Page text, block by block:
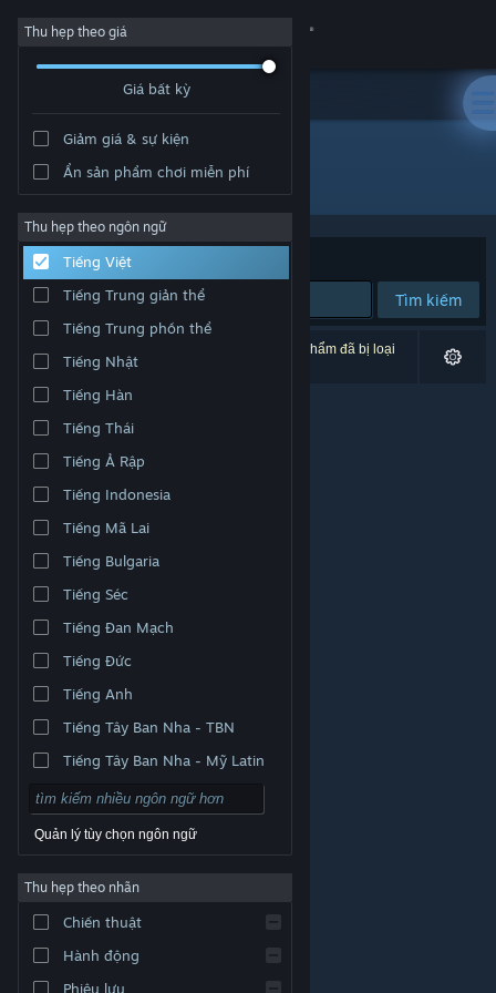
Đăng nhập
Cộng đồng
Thông tin
Hỗ trợ
Thay đổi ngôn ngữ
Cài ứng dụng Steam di động
Xem web cho desktop
thương hiệu là tài sản của chủ sở hữu tương ứng tại
Pháp lý
Hỗ trợ tiếp cận
ký Steam
|Hoàn tiền|
Thu hẹp theo giá
Giá bất kỳ
Giảm giá & sự kiện
Ẩn sản phẩm chơi miễn phí
Thu hẹp theo ngôn ngữ
Tiếng Việt
Tiếng Trung giản thể
Tiếng Trung phồn thể
Tiếng Nhật
Tiếng Hàn
Tiếng Thái
Tiếng Ả Rập
Tiếng Indonesia
Tiếng Mã Lai
Tiếng Bulgaria
Tiếng Séc
Tiếng Đan Mạch
Tiếng Đức
Tiếng Anh
Tiếng Tây Ban Nha - TBN
Tiếng Tây Ban Nha - Mỹ Latin
Quản lý tùy chọn ngôn ngữ
Thu hẹp theo nhãn
Chiến thuật
Hành động
Phiêu lưu
Nhà phát triển: Mad Triangles
Xếp theo Độ liên quan
Tìm kiếm
0 kết quả phù hợp tìm kiếm của bạn. 2 tựa sản phẩm đã bị loại
trừ dựa trên tùy chỉnh của bạn.